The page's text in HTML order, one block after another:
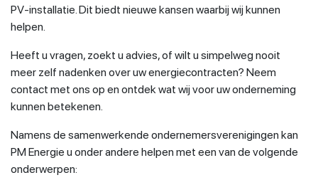
PV-installatie. Dit biedt nieuwe kansen waarbij wij kunnen
helpen.
Heeft u vragen, zoekt u advies, of wilt u simpelweg nooit
meer zelf nadenken over uw energiecontracten? Neem
contact met ons op en ontdek wat wij voor uw onderneming
kunnen betekenen.
Namens de samenwerkende ondernemersverenigingen kan
PM Energie u onder andere helpen met een van de volgende
onderwerpen: